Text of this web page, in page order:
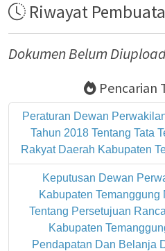
Riwayat
Dokumen Belum
Pencarian
Peraturan Dewan
Tahun 2018 Tentang Tata
Rakyat Daerah Kabupaten
Keputusan Dewan
Kabupaten Temanggung
Tentang Persetujuan
Kabupaten
Pendapatan Dan Belanja